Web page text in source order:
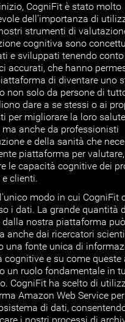
CogniFit è stato molto
dell'importanza di
strumenti di
cognitiva sono
e sviluppati tenendo
accurati, che hanno
di diventare uno
non solo da persone di
dare a se stessi o ai
per migliorare la loro salute
ma anche da professionisti
e della sanità che
piattaforma per
le capacità cognitive dei
clienti.
modo in cui CogniFit
i dati. La grande quantità
dalla nostra piattaforma
anche dai ricercatori
una fonte unica di
cognitive e su come queste
un ruolo fondamentale in
CogniFit ha scelto di
Amazon Web Service
di dati,